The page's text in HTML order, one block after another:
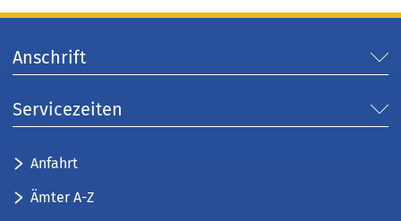
Anschrift
Servicezeiten
Anfahrt
Ämter A-Z